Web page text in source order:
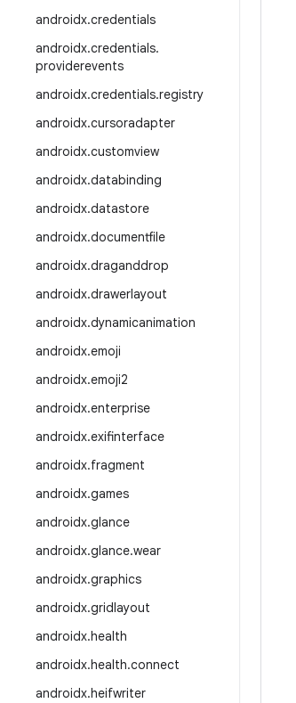
androidx.credentials
androidx.credentials.
providerevents
androidx.credentials.registry
androidx.cursoradapter
androidx.customview
androidx.databinding
androidx.datastore
androidx.documentfile
androidx.draganddrop
androidx.drawerlayout
androidx.dynamicanimation
androidx.emoji
androidx.emoji2
androidx.enterprise
androidx.exifinterface
androidx.fragment
androidx.games
androidx.glance
androidx.glance.wear
androidx.graphics
androidx.gridlayout
androidx.health
androidx.health.connect
androidx.heifwriter